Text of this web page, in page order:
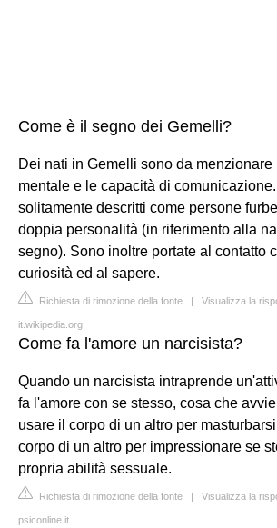
Come è il segno dei Gemelli?
Dei nati in Gemelli sono da menzionare
mentale e le capacità di
solitamente descritti come persone
doppia personalità (in riferimento alla
segno). Sono inoltre portate al contatto
curiosità ed al sapere.
Richiesta di rimozione della fonte | Visualizza la
it.wikipedia.org
Come fa l'amore un narcisista?
Quando un narcisista intraprende
fa l'amore con se stesso, cosa che
usare il corpo di un altro per
corpo di un altro per impressionare se
propria abilità sessuale.
Richiesta di rimozione della fonte | Visualizza la
psiconline.it